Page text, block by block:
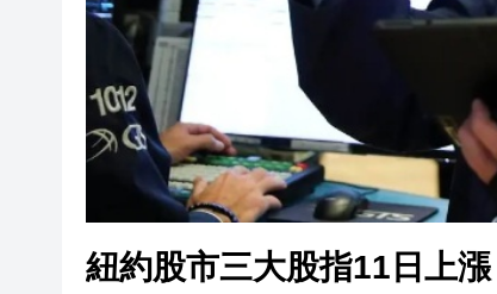
紐約股市三大股指11日上